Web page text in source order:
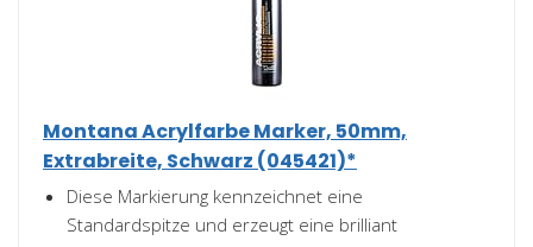
Montana Acrylfarbe Marker, 50mm,
Extrabreite, Schwarz (045421)*
Diese Markierung kennzeichnet eine
Standardspitze und erzeugt eine brilliant